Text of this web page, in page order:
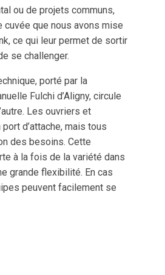
ou de projets communs,
cuvée que nous avons mise
ce qui leur permet de sortir
se challenger.
porté par la
Fulchi d’Aligny, circule
Les ouvriers et
d’attache, mais tous
des besoins. Cette
à la fois de la variété dans
grande flexibilité. En cas
peuvent facilement se